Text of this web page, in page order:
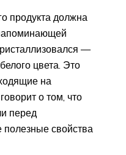
продукта должна
—
цвета. Это
на
о том, что
перед
полезные свойства